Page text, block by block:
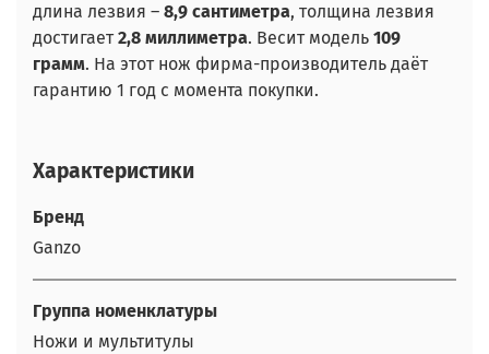
длина лезвия – 8,9 сантиметра, толщина лезвия
достигает 2,8 миллиметра. Весит модель 109
грамм. На этот нож фирма-производитель даёт
гарантию 1 год с момента покупки.
Характеристики
Бренд
Ganzo
Группа номенклатуры
Ножи и мультитулы